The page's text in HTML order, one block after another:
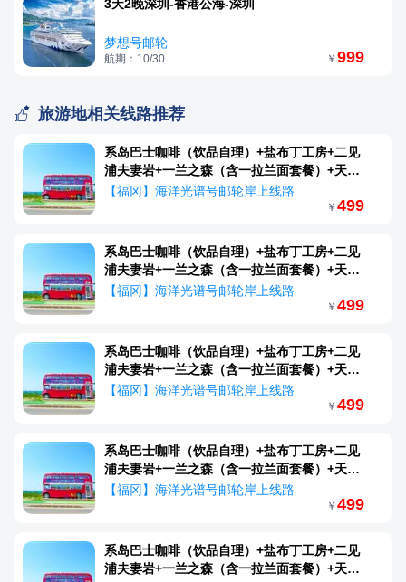
3天2晚深圳-香港公海-深圳
梦想号邮轮
航期：10/30 ￥ 999
 旅游地相关线路推荐
系岛巴士咖啡（饮品自理）+盐布丁工房+二见
浦夫妻岩+一兰之森（含一拉兰面套餐）+天神
商店街
【福冈】海洋光谱号邮轮岸上线路
￥ 499
系岛巴士咖啡（饮品自理）+盐布丁工房+二见
浦夫妻岩+一兰之森（含一拉兰面套餐）+天神
商店街
【福冈】海洋光谱号邮轮岸上线路
￥ 499
系岛巴士咖啡（饮品自理）+盐布丁工房+二见
浦夫妻岩+一兰之森（含一拉兰面套餐）+天神
商店街
【福冈】海洋光谱号邮轮岸上线路
￥ 499
系岛巴士咖啡（饮品自理）+盐布丁工房+二见
浦夫妻岩+一兰之森（含一拉兰面套餐）+天神
商店街
【福冈】海洋光谱号邮轮岸上线路
￥ 499
系岛巴士咖啡（饮品自理）+盐布丁工房+二见
浦夫妻岩+一兰之森（含一拉兰面套餐）+天神